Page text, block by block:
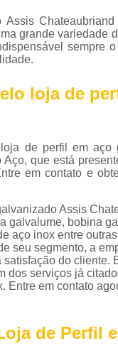
Tubos de
aço
Vigas de
aço
grande variedade
sempre
loja de
de perfil em aço
que está
em contato e
Assis
galvalume, bobina
aço inox entre
seu segmento, a
do cliente.
dos serviços já
Entre em contato
de Perfil